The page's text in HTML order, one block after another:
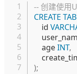
-- 创建使用
CREATE
    id
    age
INT,
);